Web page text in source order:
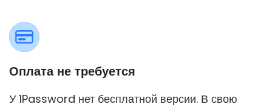
Оплата не требуется
У 1Password нет бесплатной версии. В свою